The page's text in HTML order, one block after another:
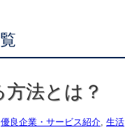
法とは？
優良企業・サービス紹介, 生活